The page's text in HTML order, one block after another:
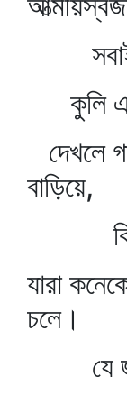
সবাই
কুলি
দেখলে
বাড়িয়ে,
যারা
চলে।
যে